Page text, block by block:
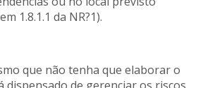
1.8.1.1 da NR?1).
que não tenha que elaborar o